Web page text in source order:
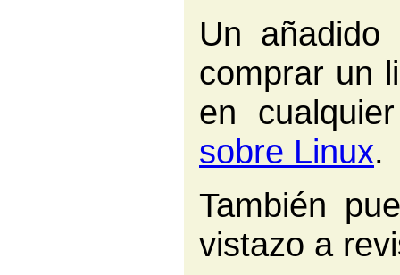
Un
comprar un
en
sobre Linux.
También
vistazo a